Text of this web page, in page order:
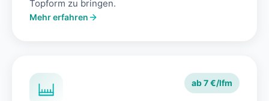
Topform zu bringen.
Mehr erfahren
ab 7 €/lfm